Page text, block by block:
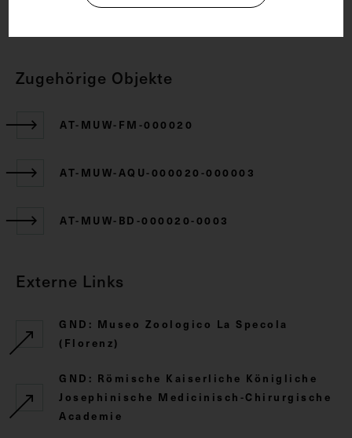
CC BY-NC-SA 4.0
Zugehörige Objekte
AT-MUW-FM-000020
AT-MUW-AQU-000020-000003
AT-MUW-BD-000020-0003
Externe Links
GND: Museo Zoologico La Specola
(Florenz)
GND: Römische Kaiserliche Königliche
Josephinische Medicinisch-Chirurgische
Academie